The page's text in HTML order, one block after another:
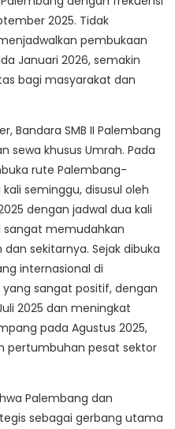
2025. Tidak
pembukaan
Januari 2026, semakin
bagi masyarakat dan
Bandara SMB II Palembang
sewa khusus Umrah. Pada
rute Palembang-
seminggu, disusul oleh
dengan jadwal dua kali
sangat memudahkan
sekitarnya. Sejak dibuka
internasional di
sangat positif, dengan
2025 dan meningkat
pada Agustus 2025,
pertumbuhan pesat sektor
Palembang dan
sebagai gerbang utama